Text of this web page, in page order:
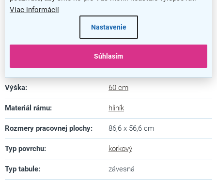
Viac informácií
Nastavenie
Súhlasím
Farba
5 rokov
Dĺžka: 90 cm
Hĺbka: 1,5 cm
Výška: 60 cm
Materiál rámu: hliník
Rozmery pracovnej plochy: 86,6 x 56,6 cm
Typ povrchu: korkový
Typ tabule: závesná